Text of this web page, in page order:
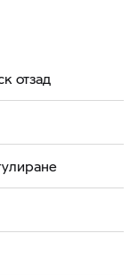
отзад